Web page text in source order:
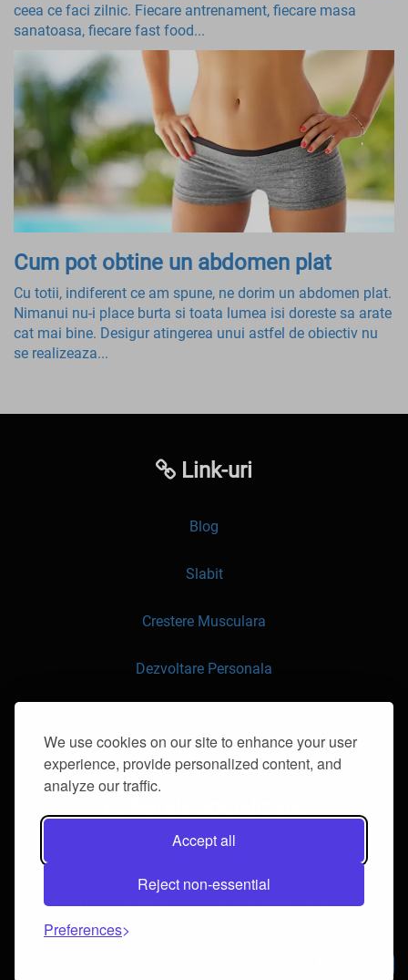
We use cookies on our site to enhance your user
experience, provide personalized content, and
analyze our traffic.
Accept all
Reject non-essential
Preferences
ceea ce faci zilnic. Fiecare antrenament, fiecare masa
sanatoasa, fiecare fast food...
Cum pot obtine un abdomen plat
Cu totii, indiferent ce am spune, ne dorim un abdomen plat.
Nimanui nu-i place burta si toata lumea isi doreste sa arate
cat mai bine. Desigur atingerea unui astfel de obiectiv nu
se realizeaza...
Link-uri
Blog
Slabit
Crestere Musculara
Dezvoltare Personala
Contacteaza-ne
© 2016-2026 klorii.ro. Toate drepturile rezervate.